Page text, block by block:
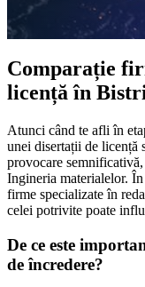
Comparație
licență în
Atunci când te afli în
unei disertații de licență
provocare
Ingineria materialelor.
firme specializate în
celei potrivite poate
De ce este
de încredere?